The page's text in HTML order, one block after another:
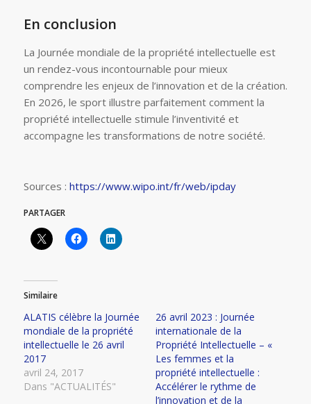
En conclusion
La Journée mondiale de la propriété intellectuelle est
un rendez-vous incontournable pour mieux
comprendre les enjeux de l’innovation et de la création.
En 2026, le sport illustre parfaitement comment la
propriété intellectuelle stimule l’inventivité et
accompagne les transformations de notre société.
Sources : https://www.wipo.int/fr/web/ipday
PARTAGER
Similaire
ALATIS célèbre la Journée
mondiale de la propriété
intellectuelle le 26 avril
2017
avril 24, 2017
Dans "ACTUALITÉS"
26 avril 2023 : Journée
internationale de la
Propriété Intellectuelle – «
Les femmes et la
propriété intellectuelle :
Accélérer le rythme de
l’innovation et de la